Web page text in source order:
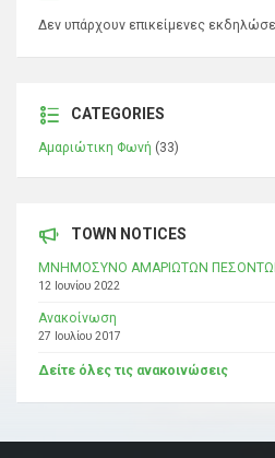
Δεν υπάρχουν επικείμενες
CATEGORIES
Αμαριώτικη Φωνή (33)
TOWN NOTICES
ΜΝΗΜΟΣΥΝΟ ΑΜΑΡΙΩΤΩΝ
12 Ιουνίου 2022
Ανακοίνωση
27 Ιουλίου 2017
Δείτε όλες τις ανακοινώσεις